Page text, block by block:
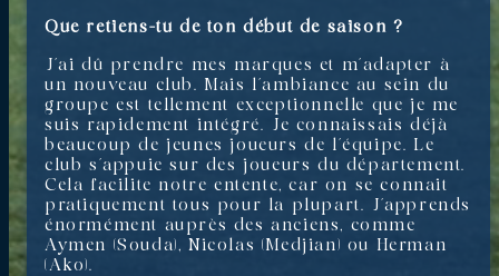
Que retiens-tu de ton début de saison ?
J’ai dû prendre mes marques et m’adapter à
un nouveau club. Mais l’ambiance au sein du
groupe est tellement exceptionnelle que je me
suis rapidement intégré. Je connaissais déjà
beaucoup de jeunes joueurs de l’équipe. Le
club s’appuie sur des joueurs du département.
Cela facilite notre entente, car on se connait
pratiquement tous pour la plupart. J’apprends
énormément auprès des anciens, comme
Aymen (Souda), Nicolas (Medjian) ou Herman
(Ako).